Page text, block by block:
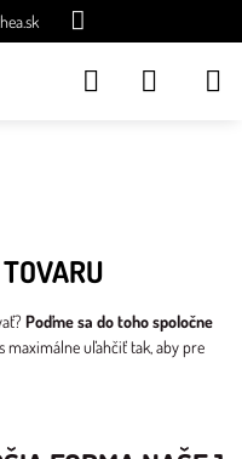
Poďme sa do toho spoločne
maximálne uľahčiť tak, aby pre